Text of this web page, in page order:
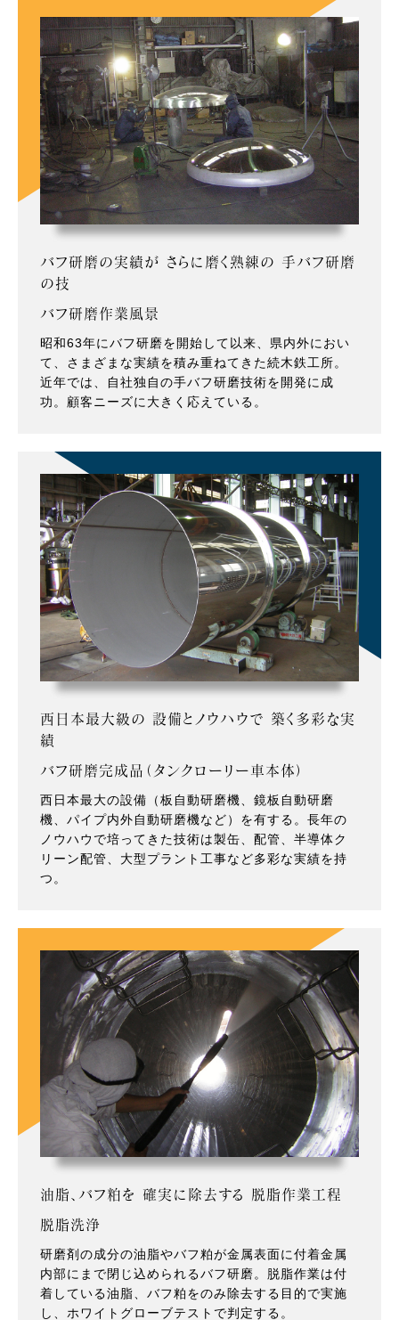
バフ研磨の実績が さらに磨く熟練の 手バフ研磨
の技
バフ研磨作業風景
昭和63年にバフ研磨を開始して以来、県内外におい
て、さまざまな実績を積み重ねてきた続木鉄工所。
近年では、自社独自の手バフ研磨技術を開発に成
功。顧客ニーズに大きく応えている。
西日本最大級の 設備とノウハウで 築く多彩な実
績
バフ研磨完成品（タンクローリー車本体）
西日本最大の設備（板自動研磨機、鏡板自動研磨
機、パイプ内外自動研磨機など）を有する。長年の
ノウハウで培ってきた技術は製缶、配管、半導体ク
リーン配管、大型プラント工事など多彩な実績を持
つ。
油脂、バフ粕を 確実に除去する 脱脂作業工程
脱脂洗浄
研磨剤の成分の油脂やバフ粕が金属表面に付着金属
内部にまで閉じ込められるバフ研磨。脱脂作業は付
着している油脂、バフ粕をのみ除去する目的で実施
し、ホワイトグローブテストで判定する。